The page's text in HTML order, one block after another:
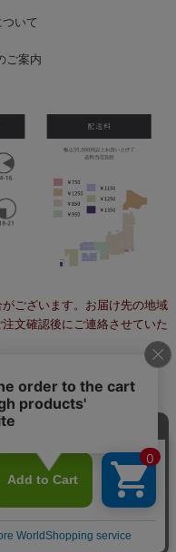
いて
ご案内
ございます。お届け先の地域
文確認後にご連絡させていた